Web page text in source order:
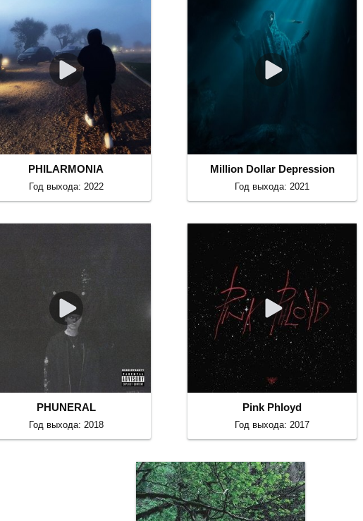
PHILARMONIA
Год выхода: 2022
Million Dollar Depression
Год выхода: 2021
PHUNERAL
Год выхода: 2018
Pink Phloyd
Год выхода: 2017